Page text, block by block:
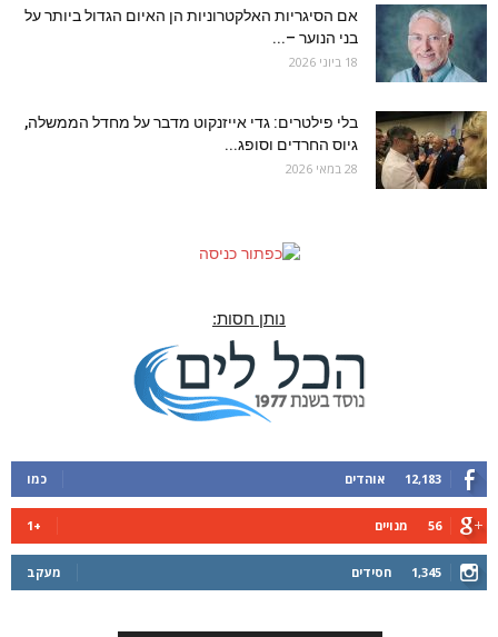
אם הסיגריות האלקטרוניות הן האיום הגדול ביותר על
בני הנוער –...
18 ביוני 2026
בלי פילטרים: גדי אייזנקוט מדבר על מחדל הממשלה,
גיוס החרדים וסופג...
28 במאי 2026
נותן חסות:
12,183 אוהדים כמו
56 מנויים +1
1,345 חסידים מעקב